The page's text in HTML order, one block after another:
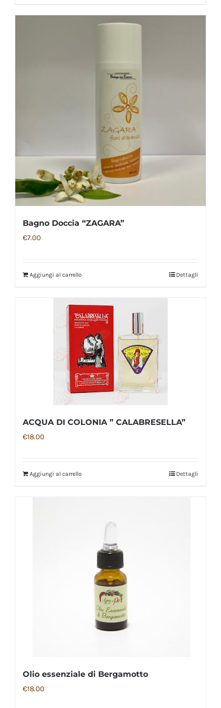
Bagno Doccia “ZAGARA”
€7.00
Aggiungi al carrello Dettagli
ACQUA DI COLONIA ” CALABRESELLA”
€18.00
Aggiungi al carrello Dettagli
Olio essenziale di Bergamotto
€18.00